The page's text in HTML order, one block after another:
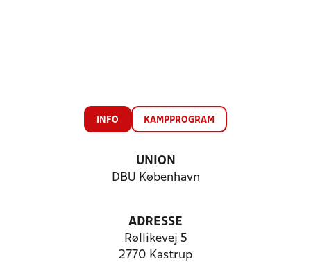
INFO KAMPPROGRAM
UNION
DBU København
ADRESSE
Røllikevej 5
2770 Kastrup